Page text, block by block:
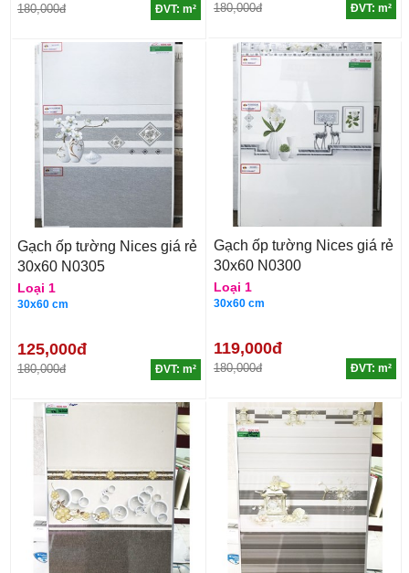
180,000đ ĐVT: m² 180,000đ ĐVT: m²
Gạch ốp tường Nices giá rẻ
30x60 N0305
Loại 1
30x60 cm
125,000đ
180,000đ ĐVT: m²
Gạch ốp tường Nices giá rẻ
30x60 N0300
Loại 1
30x60 cm
119,000đ
180,000đ ĐVT: m²